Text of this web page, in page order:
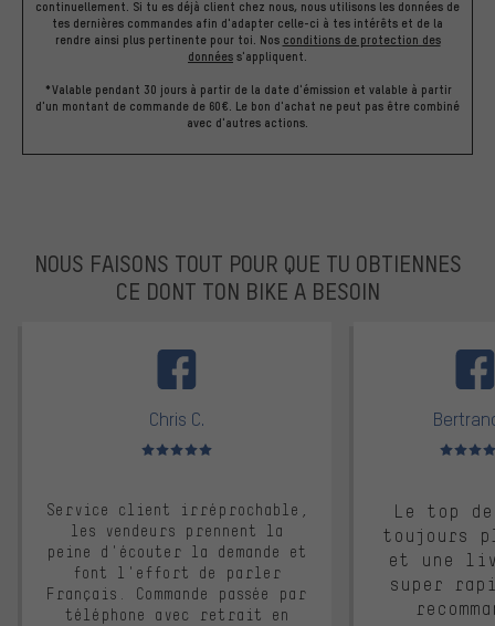
continuellement. Si tu es déjà client chez nous, nous utilisons les données de
tes dernières commandes afin d'adapter celle-ci à tes intérêts et de la
rendre ainsi plus pertinente pour toi. Nos conditions de protection des
données s'appliquent.
*Valable pendant 30 jours à partir de la date d'émission et valable à partir
d'un montant de commande de 60€. Le bon d'achat ne peut pas être combiné
avec d'autres actions.
NOUS FAISONS TOUT POUR QUE TU OBTIENNES
CE DONT TON BIKE A BESOIN
Chris C.
Note moyenne : 5 sur 5
Service client irréprochable,
les vendeurs prennent la
peine d'écouter la demande et
font l'effort de parler
Français. Commande passée par
téléphone avec retrait en
Note
Le top
toujours
et une
super